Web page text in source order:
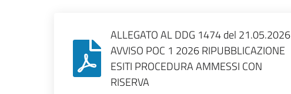
ALLEGATO AL DDG 1474 del 21.05.2026
AVVISO POC 1 2026 RIPUBBLICAZIONE
ESITI PROCEDURA AMMESSI CON
RISERVA